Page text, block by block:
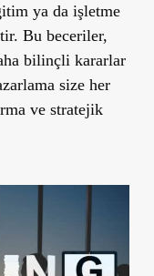
ya da işletme
Bu beceriler,
bilinçli kararlar
size her
ve stratejik